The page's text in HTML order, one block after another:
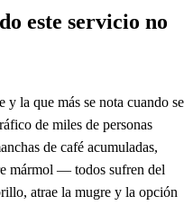
este servicio no
y la que más se nota cuando se
de miles de personas
de café acumuladas,
mármol — todos sufren del
atrae la mugre y la opción